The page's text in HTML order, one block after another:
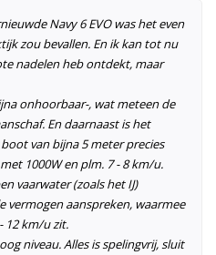
Navy 6 EVO was het even
zou bevallen. En ik kan tot nu
nadelen heb ontdekt, maar
onhoorbaar-, wat meteen de
En daarnaast is het
van bijna 5 meter precies
1000W en plm. 7 - 8 km/u.
vaarwater (zoals het IJ)
vermogen aanspreken, waarmee
12 km/u zit.
niveau. Alles is spelingvrij, sluit